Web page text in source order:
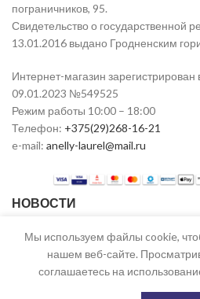
пограничников, 95.
Свидетельство о государственной
13.01.2016 выдано Гродненским
Интернет-магазин
09.01.2023 №549525
Режим работы 10:00 – 18:00
Телефон: +375(29)268-16-21
e-mail: anelly-laurel@mail.ru
НОВОСТИ
2023 ТР РБ №549525 от
Мы используем файлы cookie,
нашем веб-сайте.
соглашаетесь на